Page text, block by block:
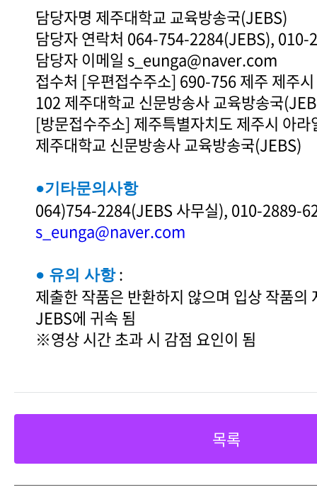
담당자명 제주대학교 교육방송국(JEBS)
담당자 연락처 064-754-2284(JEBS),
담당자 이메일 s_eunga@naver.com
접수처 [우편접수주소] 690-756 제주 제주
102 제주대학교 신문방송사 교육방송국
[방문접수주소] 제주특별자치도 제주시 아
제주대학교 신문방송사 교육방송국(JEBS)
●기타문의사항
064)754-2284(JEBS 사무실), 010-2889-
s_eunga@naver.com
● 유의 사항:
제출한 작품은 반환하지 않으며 입상 작품의
JEBS에 귀속 됨
※영상 시간 초과 시 감점 요인이 됨
목록